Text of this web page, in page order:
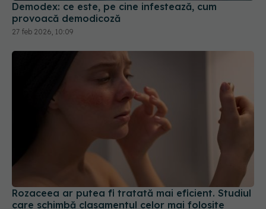
Rozaceea ar putea fi tratată mai eficient. Studiul
care schimbă clasamentul celor mai folosite
creme